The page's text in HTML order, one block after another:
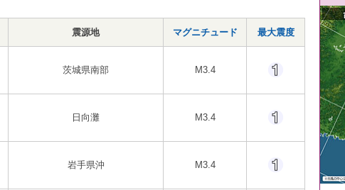
震源地 マグニチュード 最大震度
茨城県南部 M3.4
日向灘 M3.4
岩手県沖 M3.4